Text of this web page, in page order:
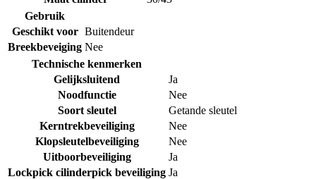
Gebruik
Geschikt voor Buitendeur
Breekbeveiging Nee
Technische kenmerken
Gelijksluitend
Ja
Noodfunctie
Nee
Soort sleutel
Getande sleutel
Kerntrekbeveiliging
Nee
Klopsleutelbeveiliging
Nee
Uitboorbeveiliging
Ja
Lockpick cilinderpick beveiliging Ja